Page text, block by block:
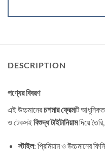
DESCRIPTION
পণ্যের বিবরণ
এই উচ্চমানেরচশমার ফ্রেমটি
ও টেকসইবিশুদ্ধ টাইটানিয়ামদিয়ে
স্টাইল: প্রিমিয়াম ও উচ্চমানের